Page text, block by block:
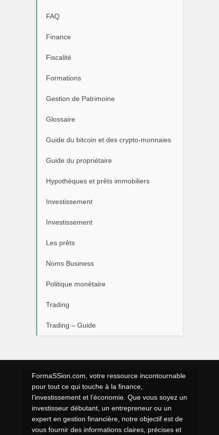
FAQ
Finance
Fiscalité
Formations
Gestion de Patrimoine
Glossaire
Guide du bitcoin et des crypto-monnaies
Guide du propriétaire
Hypothèques et prêts immobiliers
Investissement
Investissement
Les prêts
Noms Business
Politique monétaire
Trading
Trading – Guide
FormaSSion.com, votre ressource incontournable
pour tout ce qui touche à la finance,
l’investissement et l’économie. Que vous soyez un
investisseur débutant, un entrepreneur ou un
expert en gestion financière, notre objectif est de
vous fournir des informations claires, précises et